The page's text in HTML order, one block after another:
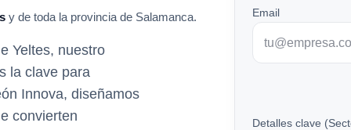
y de toda la provincia de Salamanca.
Yeltes, nuestro
la clave para
Innova, diseñamos
convierten
Email
Detalles clave